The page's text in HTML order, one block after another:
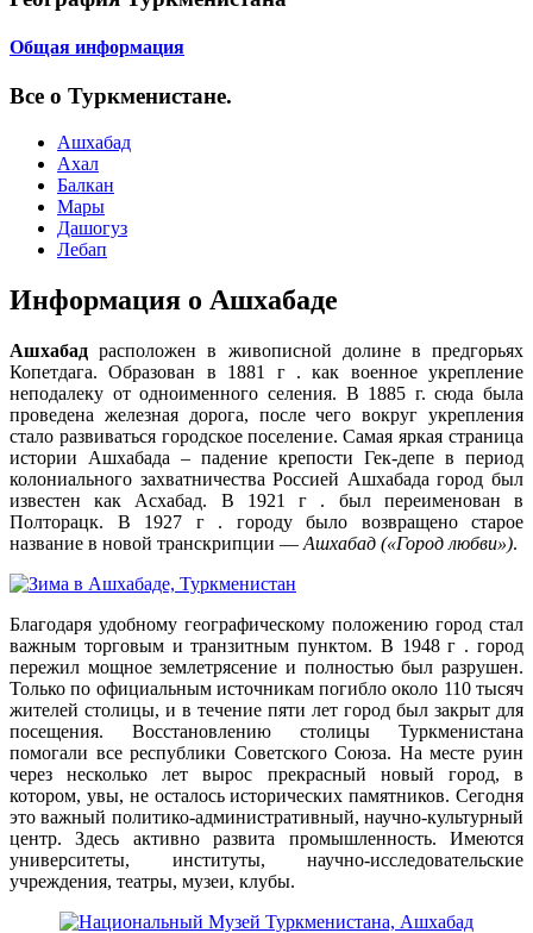
Общая информация
Все о Туркменистане.
Ашхабад
Ахал
Балкан
Мары
Дашогуз
Лебап
Информация о Ашхабаде
Ашхабад расположен в живописной долине в предгорьях
Копетдага. Образован в 1881 г . как военное укрепление
неподалеку от одноименного селения. В 1885 г. сюда была
проведена железная дорога, после чего вокруг укрепления
стало развиваться городское поселение. Самая яркая страница
истории Ашхабада – падение крепости Гек-депе в период
колониального захватничества Россией Ашхабада город был
известен как Асхабад. В 1921 г . был переименован в
Полторацк. В 1927 г . городу было возвращено старое
название в новой транскрипции — Ашхабад («Город любви»).
Благодаря удобному географическому положению город стал
важным торговым и транзитным пунктом. В 1948 г . город
пережил мощное землетрясение и полностью был разрушен.
Только по официальным источникам погибло около 110 тысяч
жителей столицы, и в течение пяти лет город был закрыт для
посещения. Восстановлению столицы Туркменистана
помогали все республики Советского Союза. На месте руин
через несколько лет вырос прекрасный новый город, в
котором, увы, не осталось исторических памятников. Сегодня
это важный политико-административный, научно-культурный
центр. Здесь активно развита промышленность. Имеются
университеты, институты, научно-исследовательские
учреждения, театры, музеи, клубы.